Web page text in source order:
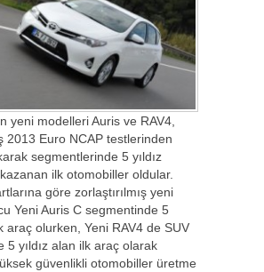
yeni modelleri Auris ve RAV4,
2013 Euro NCAP testlerinden
segmentlerinde 5 yıldız
ilk otomobiller oldular.
göre zorlaştırılmış yeni
Yeni Auris C segmentinde 5
araç olurken, Yeni RAV4 de SUV
5 yıldız alan ilk araç olarak
güvenlikli otomobiller üretme